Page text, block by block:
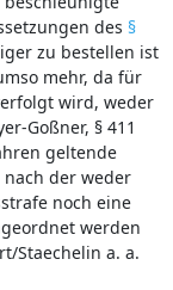
des §
zu bestellen ist
mehr, da für
wird, weder
§ 411
geltende
nach der weder
noch eine
werden
Staechelin a. a.